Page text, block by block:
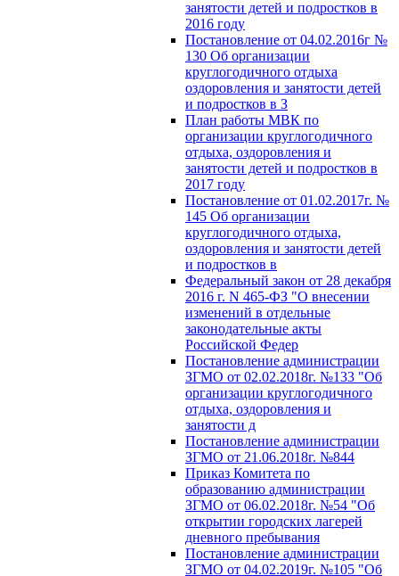
занятости детей и подростков в
2016 году
Постановление от 04.02.2016г №
130 Об организации
круглогодичного отдыха
оздоровления и занятости детей
и подростков в З
План работы МВК по
организации круглогодичного
отдыха, оздоровления и
занятости детей и подростков в
2017 году
Постановление от 01.02.2017г. №
145 Об организации
круглогодичного отдыха,
оздоровления и занятости детей
и подростков в
Федеральный закон от 28 декабря
2016 г. N 465-ФЗ "О внесении
изменений в отдельные
законодательные акты
Российской Федер
Постановление администрации
ЗГМО от 02.02.2018г. №133 "Об
организации круглогодичного
отдыха, оздоровления и
занятости д
Постановление администрации
ЗГМО от 21.06.2018г. №844
Приказ Комитета по
образованию администрации
ЗГМО от 06.02.2018г. №54 "Об
открытии городских лагерей
дневного пребывания
Постановление администрации
ЗГМО от 04.02.2019г. №105 "Об